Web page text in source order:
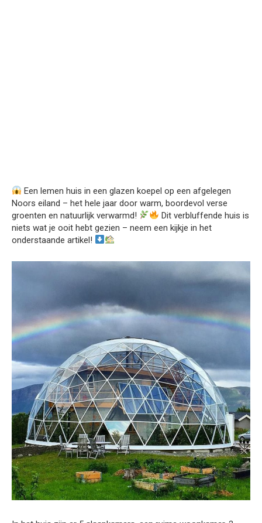
Een lemen huis in een glazen koepel op een afgelegen
Noors eiland – het hele jaar door warm, boordevol verse
groenten en natuurlijk verwarmd!
Dit verbluffende huis is
niets wat je ooit hebt gezien – neem een kijkje in het
onderstaande artikel!